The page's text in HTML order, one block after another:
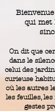
qui met
On dit que
dans le
celui des
curieuse
où les autres
les feuilles,
gestes